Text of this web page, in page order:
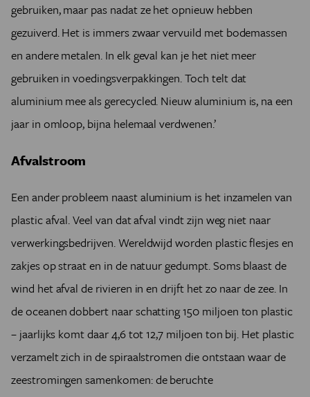
gebruiken, maar pas nadat ze het opnieuw hebben
gezuiverd. Het is immers zwaar vervuild met bodemassen
en andere metalen. In elk geval kan je het niet meer
gebruiken in voedingsverpakkingen. Toch telt dat
aluminium mee als gerecycled. Nieuw aluminium is, na een
jaar in omloop, bijna helemaal verdwenen.’
Afvalstroom
Een ander probleem naast aluminium is het inzamelen van
plastic afval. Veel van dat afval vindt zijn weg niet naar
verwerkingsbedrijven. Wereldwijd worden plastic flesjes en
zakjes op straat en in de natuur gedumpt. Soms blaast de
wind het afval de rivieren in en drijft het zo naar de zee. In
de oceanen dobbert naar schatting 150 miljoen ton plastic
– jaarlijks komt daar 4,6 tot 12,7 miljoen ton bij. Het plastic
verzamelt zich in de spiraalstromen die ontstaan waar de
zeestromingen samenkomen: de beruchte